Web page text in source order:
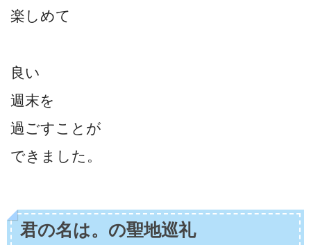
楽しめて
良い
週末を
過ごすことが
できました。
君の名は。の聖地巡礼